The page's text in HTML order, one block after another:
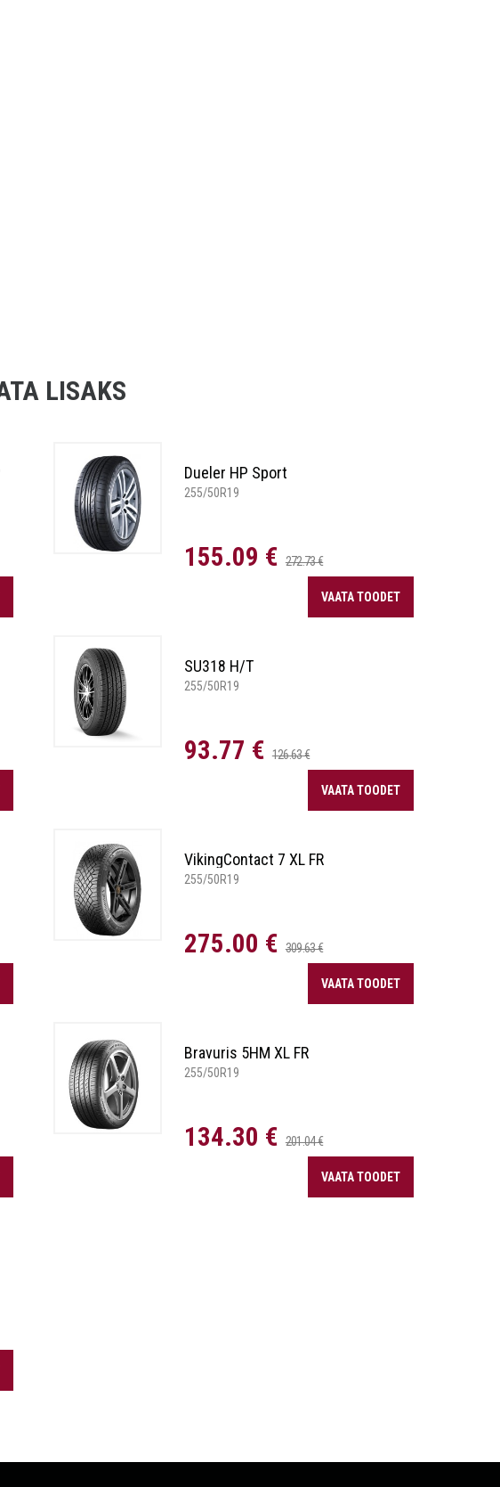
LISAKS
Dueler HP Sport
255/50R19
155.09 € 272.73 €
VAATA TOODET
SU318 H/T
255/50R19
93.77 € 126.63 €
VAATA TOODET
VikingContact 7 XL FR
255/50R19
275.00 € 309.63 €
VAATA TOODET
Bravuris 5HM XL FR
255/50R19
134.30 € 201.04 €
VAATA TOODET